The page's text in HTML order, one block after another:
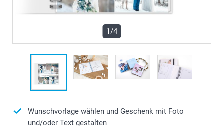
1/4
Wunschvorlage wählen und Geschenk mit Foto
und/oder Text gestalten